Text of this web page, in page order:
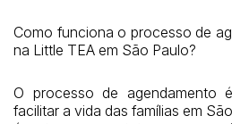
Como funciona o processo de
na Little TEA em São Paulo?
O processo de agendamento
facilitar a vida das famílias em